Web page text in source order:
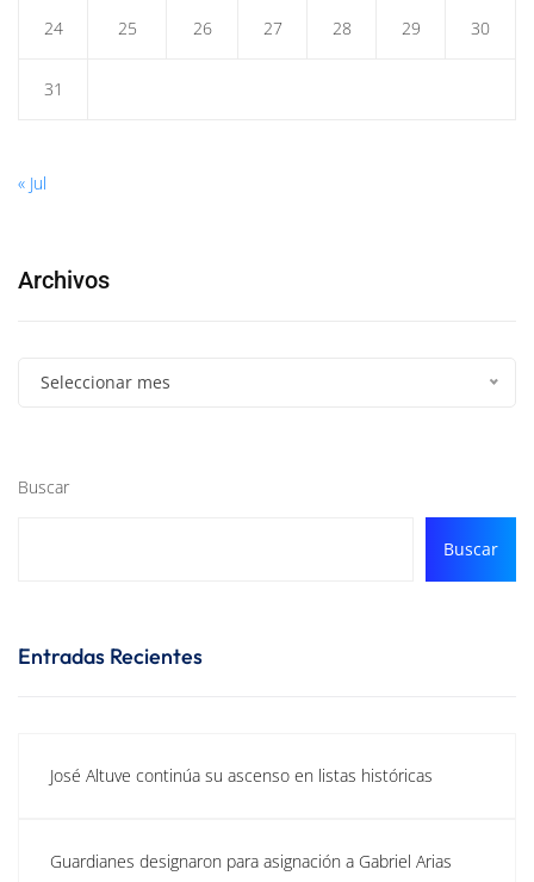
24 25 26 27 28 29 30
31
« Jul
Archivos
Seleccionar mes
Buscar
Buscar
Entradas Recientes
José Altuve continúa su ascenso en listas históricas
Guardianes designaron para asignación a Gabriel Arias